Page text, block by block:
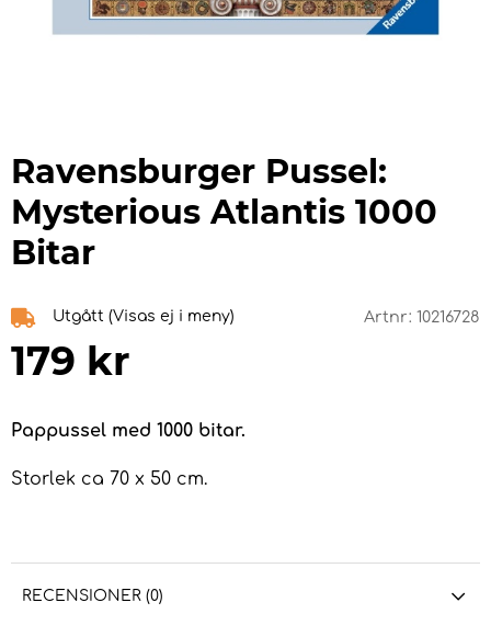
Ravensburger Pussel:
Mysterious Atlantis 1000
Bitar
Utgått (Visas ej i meny) Artnr: 10216728
179 kr
Pappussel med 1000 bitar.
Storlek ca 70 x 50 cm.
RECENSIONER (0)